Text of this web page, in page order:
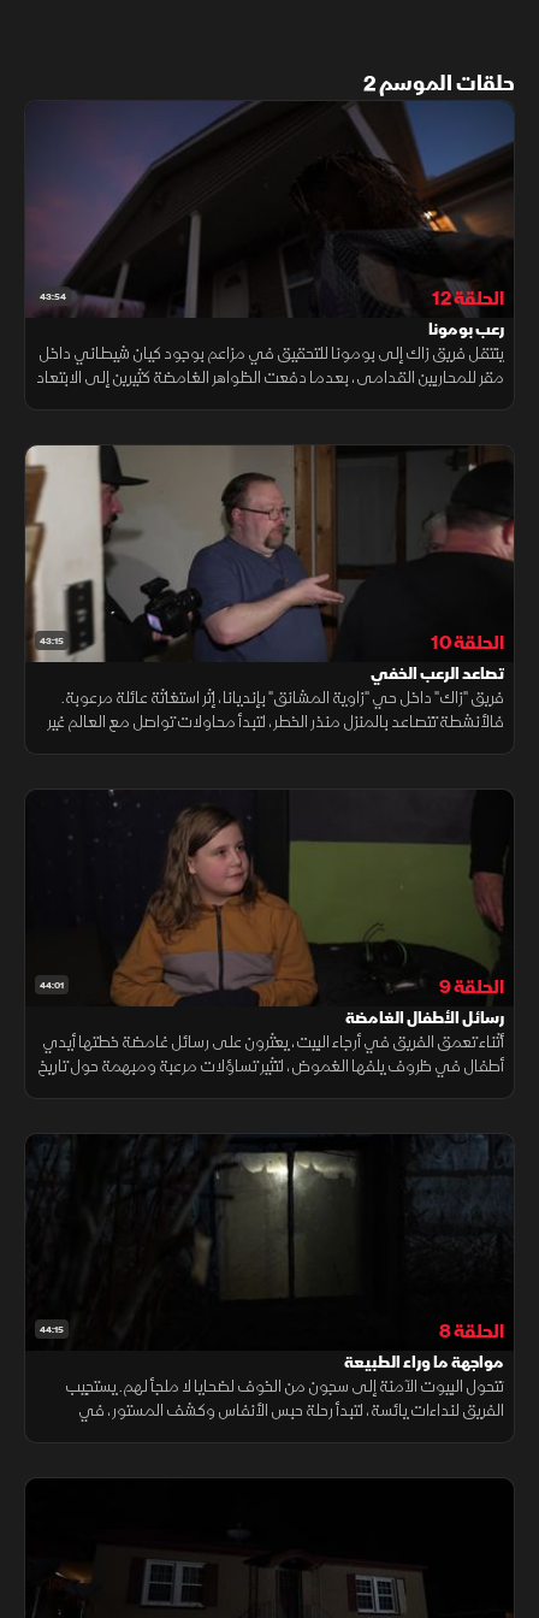
حلقات الموسم 2
43:54 الحلقة 12
رعب بومونا
ينتقل فريق زاك إلى بومونا للتحقيق في مزاعم بوجود كيان شيطاني داخل
مقر للمحاربين القدامى، بعدما دفعت الظواهر الغامضة كثيرين إلى الابتعاد
43:15 الحلقة 10
تصاعد الرعب الخفي
فريق "زاك" داخل حي "زاوية المشانق" بإنديانا، إثر استغاثة عائلة مرعوبة.
فالأنشطة تتصاعد بالمنزل منذر الخطر، لتبدأ محاولات تواصل مع العالم غير
44:01 الحلقة 9
رسائل الأطفال الغامضة
أثناء تعمق الفريق في أرجاء البيت، يعثرون على رسائل غامضة خطتها أيدي
أطفال في ظروف يلفها الغموض، لتثير تساؤلات مرعبة ومبهمة حول تاريخ
44:15 الحلقة 8
مواجهة ما وراء الطبيعة
تتحول البيوت الآمنة إلى سجون من الخوف لضحايا لا ملجأ لهم. يستجيب
الفريق لنداءات يائسة، لتبدأ رحلة حبس الأنفاس وكشف المستور، في